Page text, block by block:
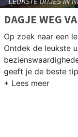
DAGJE WEG
Op zoek naar een
Ontdek de leukste
geeft je de beste